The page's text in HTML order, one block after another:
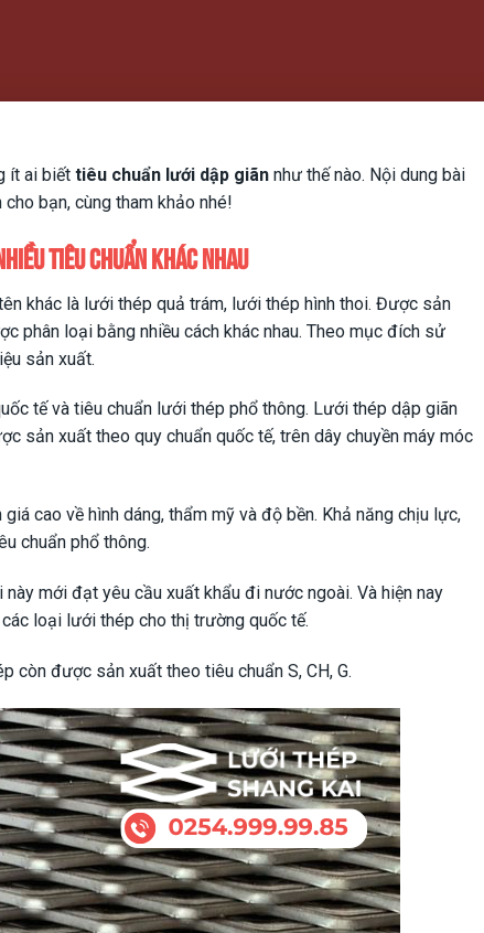
ít ai biếttiêu chuẩn lưới dập giãn như thế nào. Nội dung bài
bạn, cùng tham khảo nhé!
tiêu chuẩn khác nhau
khác là lưới thép quả trám, lưới thép hình thoi. Được sản
phân loại bằng nhiều cách khác nhau. Theo mục đích sử
sản xuất.
tế và tiêu chuẩn lưới thép phổ thông. Lưới thép dập giãn
sản xuất theo quy chuẩn quốc tế, trên dây chuyền máy móc
cao về hình dáng, thẩm mỹ và độ bền. Khả năng chịu lực,
chuẩn phổ thông.
mới đạt yêu cầu xuất khẩu đi nước ngoài. Và hiện nay
loại lưới thép cho thị trường quốc tế.
còn được sản xuất theo tiêu chuẩn S, CH, G.